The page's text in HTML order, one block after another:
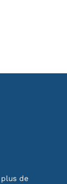
de